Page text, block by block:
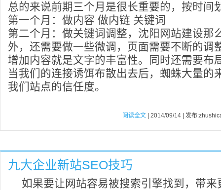
总的来说前期三个月是很长重要的，按时间
第一个月：做内容 做内链 关键词
第二个月：做关键词调整，沈阳网站建设那
外，还需要做一些微调，页面需要不断的调
增加内容就是文字的丰富性。同时还需要布
当我们的连接诱饵布散出去后，蜘蛛大量的
我们站点的信任度。
阅读全文 | 2014/09/14 | 发布
九大企业新站SEO技巧
如果要让网站容易被搜索引擎找到，带